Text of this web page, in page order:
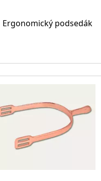
Ergonomický podsedák